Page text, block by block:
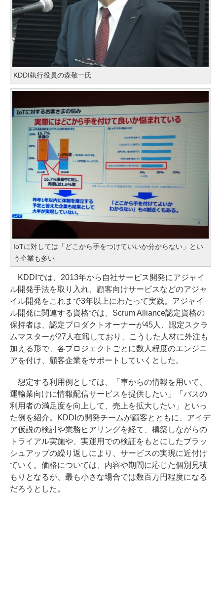
KDDI執行役員の森敬一氏
IoTに対しては「どこから手をつけていいか分からない」とい
う企業も多い
KDDIでは、2013年から自社サービス開発にアジャイ
ル開発手法を取り入れ、顧客向けサービスなどのアジャ
イル開発をこれまで3年以上にわたって実践。アジャイ
ル開発に関連する資格では、Scrum Alliance認定資格の
保持者は、認定プロダクトオーナーが45人、認定スクラ
ムマスターが27人在籍しており、こうした人材に外注も
加える形で、各プロジェクトごとに数人程度のエンジニ
アを付け、顧客企業をサポートしていくとした。
想定する利用例としては、「車からの情報を用いて、
運輸業向けに情報配信サービスを提供したい」「バスの
利用者の満足度を向上して、売上を拡大したい」といっ
た例を紹介。KDDIの開発チームが顧客とともに、アイデ
ア仮説の検討や業務ヒアリングを経て、構築しながらの
トライアル実施や、実運用での検証をもとにしたブラッ
シュアップの繰り返しにより、サービスの実現に近付け
ていく。価格については、内容や期間に応じた個別見積
もりとなるが、最も小さな場合では数百万円程度になる
だろうとした。